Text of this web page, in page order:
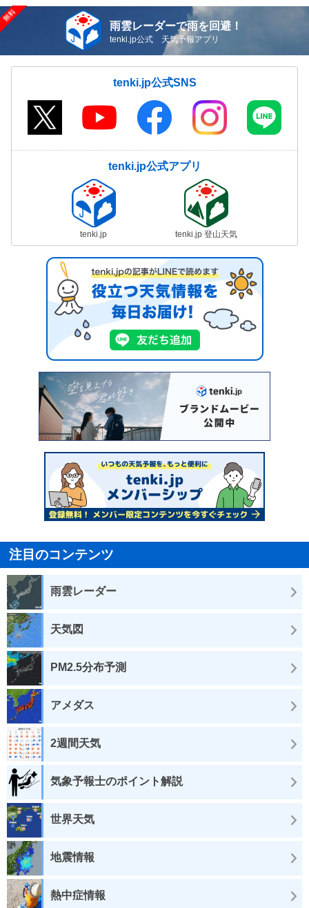
雨雲レーダーで雨を回避！
tenki.jp公式 天気予報アプリ
tenki.jp公式SNS
tenki.jp公式アプリ
tenki.jp tenki.jp 登山天気
注目のコンテンツ
雨雲レーダー
天気図
PM2.5分布予測
アメダス
2週間天気
気象予報士のポイント解説
世界天気
地震情報
熱中症情報